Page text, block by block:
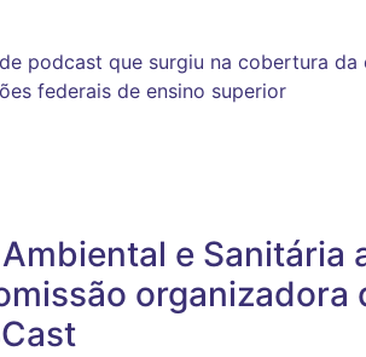
podcast que surgiu na cobertura da
federais de ensino superior
e Sanitária
organizadora